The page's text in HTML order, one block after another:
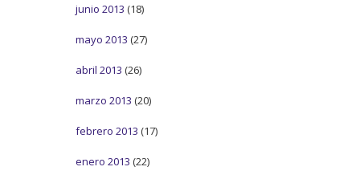
junio 2013 (18)
mayo 2013 (27)
abril 2013 (26)
marzo 2013 (20)
febrero 2013 (17)
enero 2013 (22)